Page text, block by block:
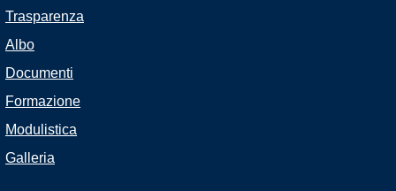
Trasparenza
Albo
Documenti
Formazione
Modulistica
Galleria